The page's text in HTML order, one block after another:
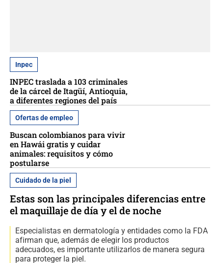
Inpec
INPEC traslada a 103 criminales
de la cárcel de Itagüí, Antioquia,
a diferentes regiones del país
Ofertas de empleo
Buscan colombianos para vivir
en Hawái gratis y cuidar
animales: requisitos y cómo
postularse
Cuidado de la piel
Estas son las principales diferencias entre
el maquillaje de día y el de noche
Especialistas en dermatología y entidades como la FDA
afirman que, además de elegir los productos
adecuados, es importante utilizarlos de manera segura
para proteger la piel.